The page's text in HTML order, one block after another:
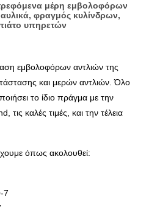
μέρη εμβολοφόρων
φραγμός κυλίνδρων,
υπηρετών
εμβολοφόρων αντλιών της
και μερών αντλιών. Όλο
το ίδιο πράγμα με την
, τις καλές τιμές, και την τέλεια
όπως ακολουθεί:
7